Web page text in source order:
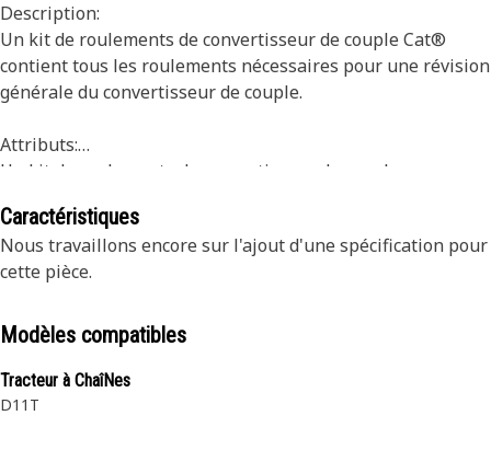
Description:
Un kit de roulements de convertisseur de couple Cat®
contient tous les roulements nécessaires pour une révision
générale du convertisseur de couple.
Attributs:
Un kit de roulements de convertisseur de couple vous
numéro de pièce à un prix réduit.
Application recommandée :
Caractéristiques
Nous travaillons encore sur l'ajout d'une spécification pour
cette pièce.
Modèles compatibles
Tracteur à ChaîNes
D11T